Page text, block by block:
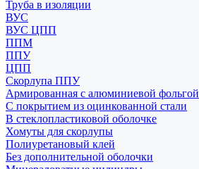
Труба в изоляции
ВУС
ВУС ЦПП
ППМ
ППУ
ЦПП
Скорлупа ППУ
Армированная с алюминиевой фольгой
С покрытием из оцинкованной стали
В стеклопластиковой оболочке
Хомуты для скорлупы
Полиуретановый клей
Без дополнительной оболочки